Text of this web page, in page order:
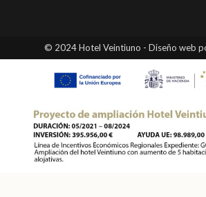
© 2024 Hotel Veintiuno - Diseño web